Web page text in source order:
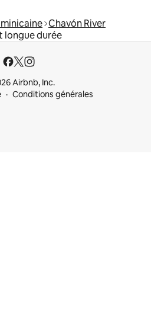
Chavón River
longue durée
Airbnb, Inc.
Conditions générales